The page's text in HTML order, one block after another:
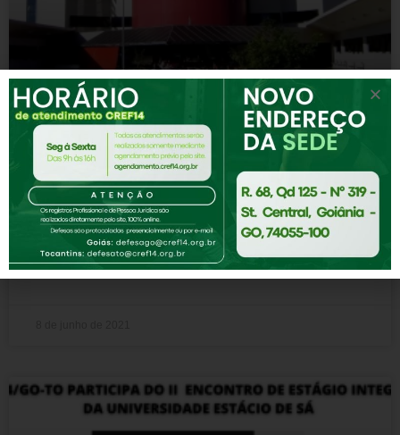
Colação virtual da UEG Itumbiara
O Conselho Regional de Educação Física da 14ª Região
Goiás e Tocantins (CREF14/GO-TO), representado pelo
diretor, Diego Adams Rezende (CREF 004259-G/GO),
participou da solenidade virtual